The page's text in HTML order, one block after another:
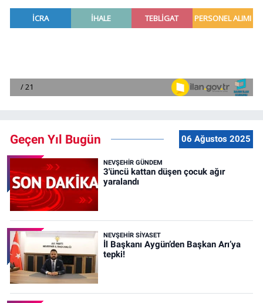
Geçen Yıl Bugün 06 Ağustos 2025
NEVŞEHIR GÜNDEM
3'üncü kattan düşen çocuk ağır
yaralandı
NEVŞEHIR SIYASET
İl Başkanı Aygün’den Başkan Arı’ya
tepki!